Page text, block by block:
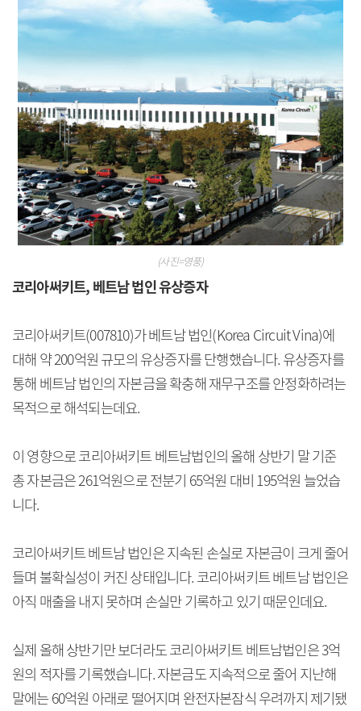
(사진=영풍)
코리아써키트, 베트남 법인 유상증자
코리아써키트(007810)가 베트남 법인(Korea Circuit Vina)에
대해 약 200억원 규모의 유상증자를 단행했습니다. 유상증자를
통해 베트남 법인의 자본금을 확충해 재무구조를 안정화하려는
목적으로 해석되는데요.
이 영향으로 코리아써키트 베트남법인의 올해 상반기 말 기준
총 자본금은 261억원으로 전분기 65억원 대비 195억원 늘었습
니다.
코리아써키트 베트남 법인은 지속된 손실로 자본금이 크게 줄어
들며 불확실성이 커진 상태입니다. 코리아써키트 베트남 법인은
아직 매출을 내지 못하며 손실만 기록하고 있기 때문인데요.
실제 올해 상반기만 보더라도 코리아써키트 베트남법인은 3억
원의 적자를 기록했습니다. 자본금도 지속적으로 줄어 지난해
말에는 60억원 아래로 떨어지며 완전자본잠식 우려까지 제기됐